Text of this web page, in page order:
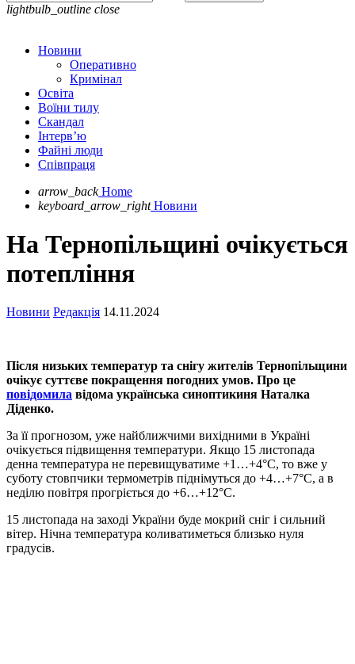
lightbulb_outline close
Новини
Оперативно
Кримінал
Освіта
Воїни тилу
Скандал
Інтерв’ю
Файні люди
Співпраця
arrow_back Home
keyboard_arrow_right Новини
На Тернопільщині очікується
потепління
Новини Редакція 14.11.2024
Після низьких температур та снігу жителів Тернопільщини
очікує суттєве покращення погодних умов. Про це
повідомила відома українська синоптикиня Наталка
Діденко.
За її прогнозом, уже найближчими вихідними в Україні
очікується підвищення температури. Якщо 15 листопада
денна температура не перевищуватиме +1…+4°C, то вже у
суботу стовпчики термометрів піднімуться до +4…+7°C, а в
неділю повітря прогріється до +6…+12°C.
15 листопада на заході України буде мокрий сніг і сильний
вітер. Нічна температура коливатиметься близько нуля
градусів.